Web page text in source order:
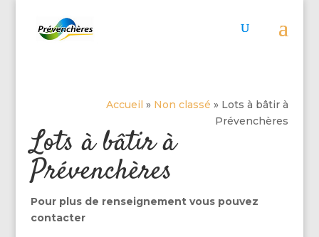
Accueil » Non classé » Lots à bâtir à
Prévenchères
Lots à bâtir à
Prévenchères
Pour plus de renseignement vous pouvez
contacter